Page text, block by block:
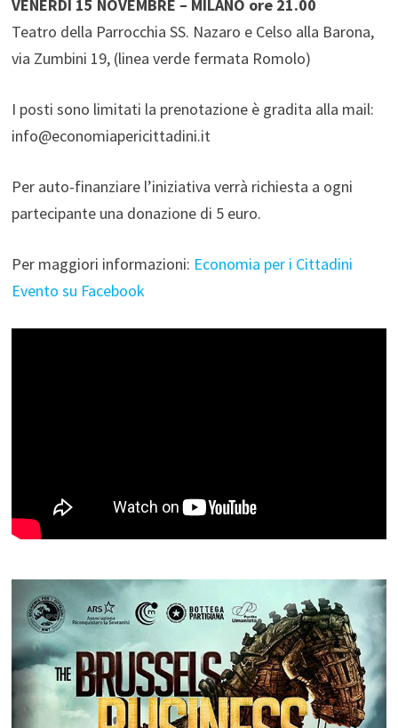
VENERDÌ 15 NOVEMBRE – MILANO ore 21.00
Teatro della Parrocchia SS. Nazaro e Celso alla Barona,
via Zumbini 19, (linea verde fermata Romolo)
I posti sono limitati la prenotazione è gradita alla mail:
info@economiapericittadini.it
Per auto-finanziare l’iniziativa verrà richiesta a ogni
partecipante una donazione di 5 euro.
Per maggiori informazioni: Economia per i Cittadini
Evento su Facebook